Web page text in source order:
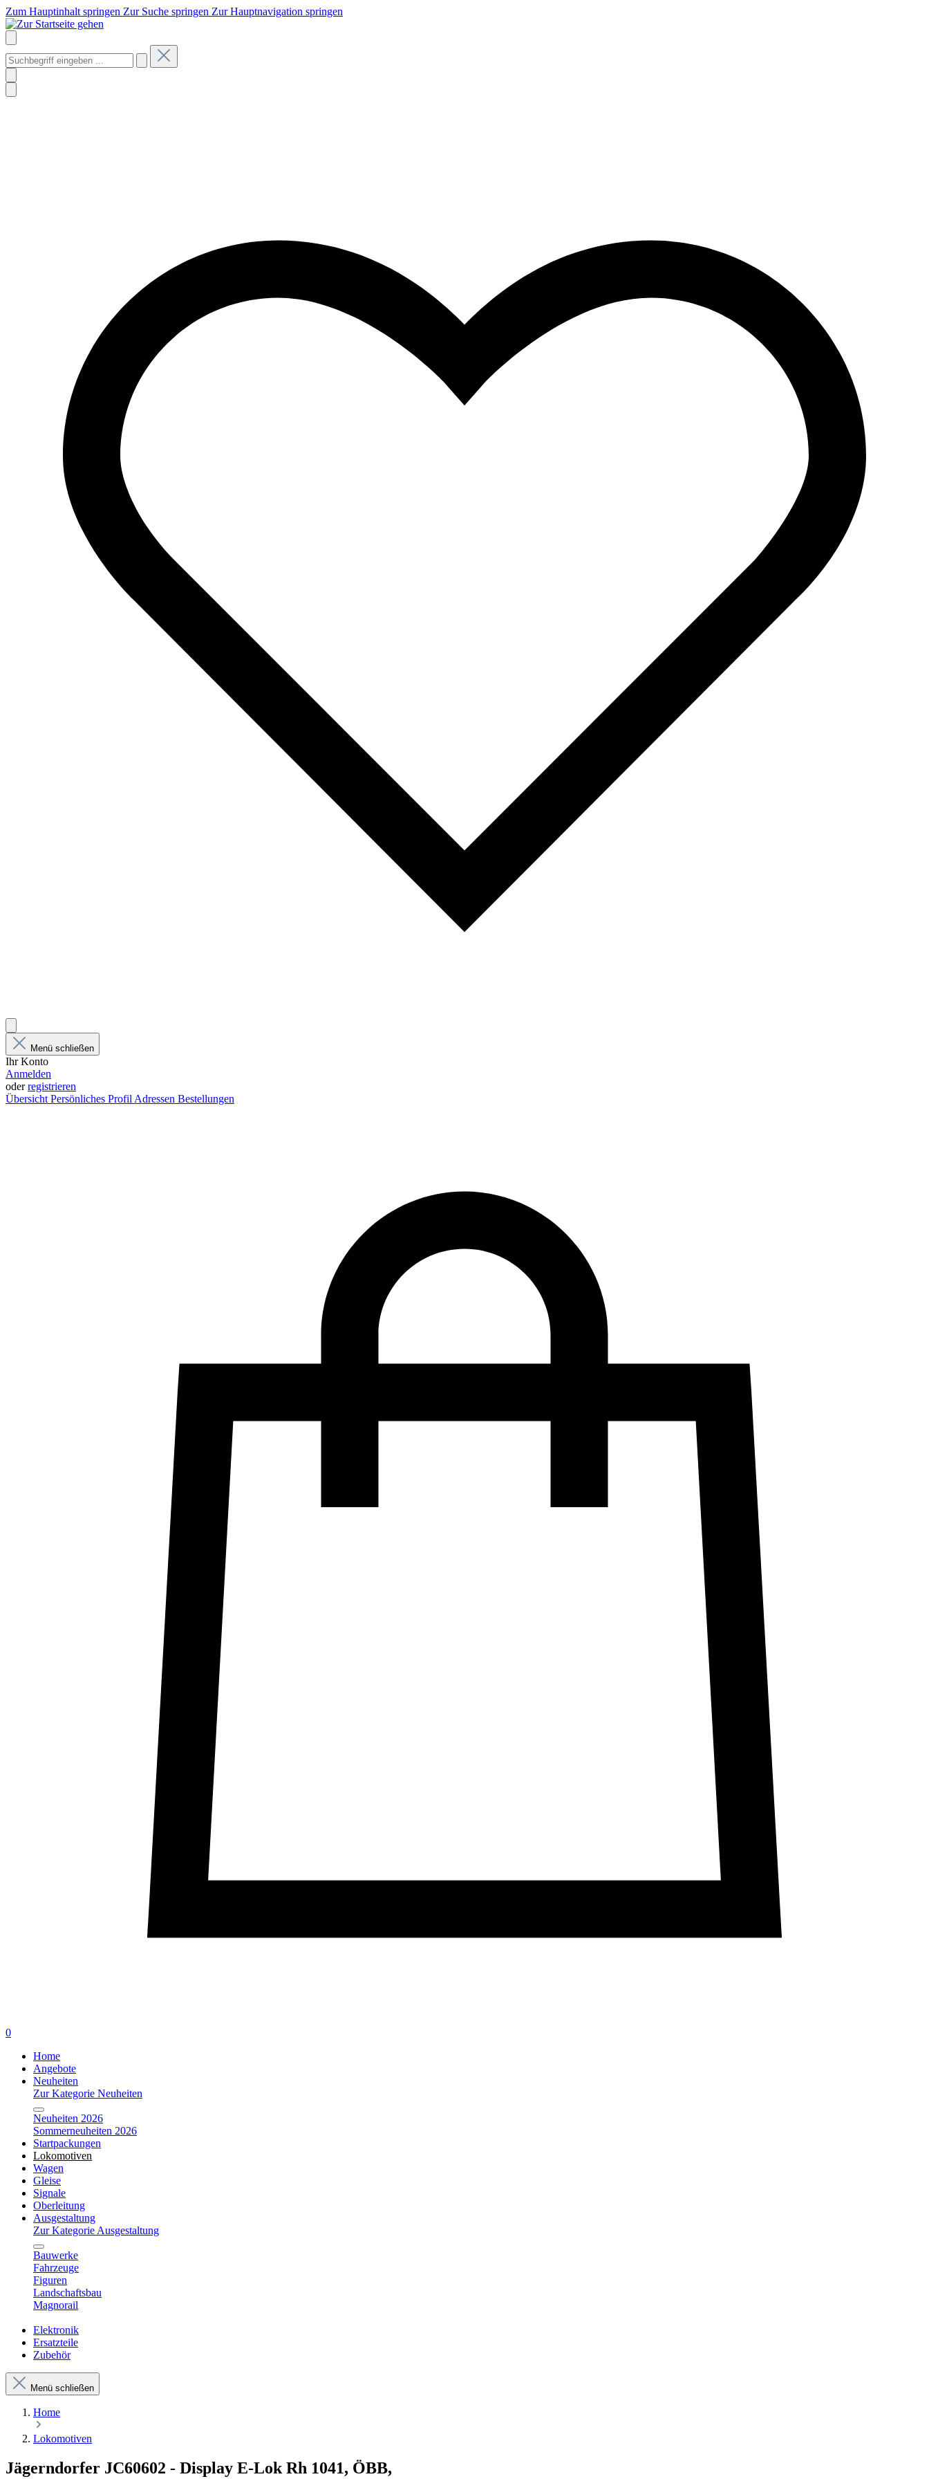
Zum Hauptinhalt springen Zur Suche springen Zur Hauptnavigation springen
Menü schließen
Ihr Konto
Anmelden
oderregistrieren
Übersicht Persönliches Profil Adressen Bestellungen
0
Home
Angebote
Neuheiten
Zur Kategorie Neuheiten
Neuheiten 2026
Sommerneuheiten 2026
Startpackungen
Lokomotiven
Wagen
Gleise
Signale
Oberleitung
Ausgestaltung
Zur Kategorie Ausgestaltung
Bauwerke
Fahrzeuge
Figuren
Landschaftsbau
Magnorail
Elektronik
Ersatzteile
Zubehör
Menü schließen
Home
Lokomotiven
Jägerndorfer JC60602 - Display E-Lok Rh 1041, ÖBB,